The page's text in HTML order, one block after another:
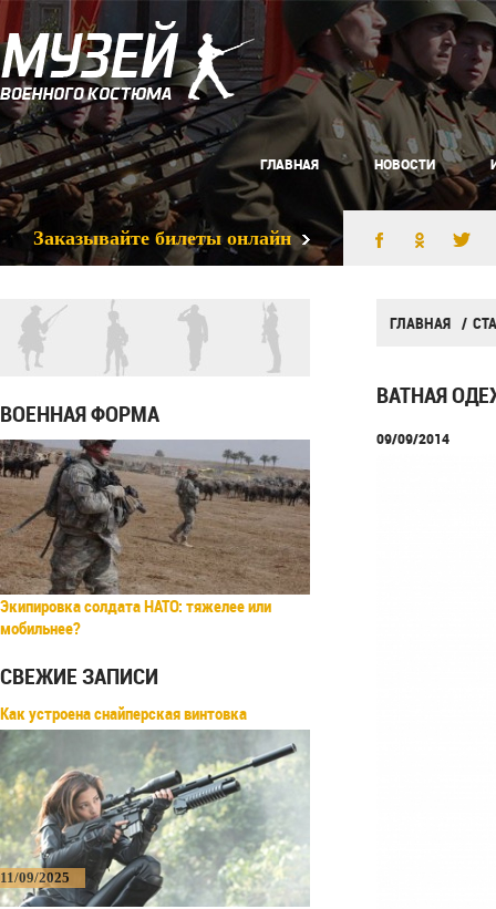
ГЛАВНАЯ НОВОСТИ
Заказывайте билеты онлайн
ВОЕННАЯ ФОРМА
Экипировка солдата НАТО: тяжелее или
мобильнее?
СВЕЖИЕ ЗАПИСИ
Как устроена снайперская винтовка
11/09/2025
ГЛАВНАЯ
ВАТНАЯ
09/09/2014